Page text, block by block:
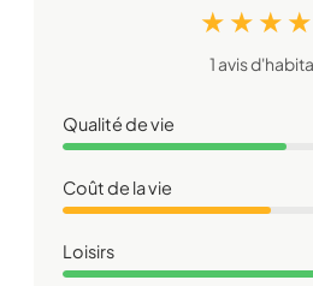
★ ★ ★ ★
1 avis
Qualité de vie
Coût de la vie
Loisirs